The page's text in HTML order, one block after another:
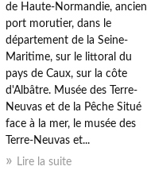
de Haute-Normandie, ancien
port morutier, dans le
département de la Seine-
Maritime, sur le littoral du
pays de Caux, sur la côte
d'Albâtre. Musée des Terre-
Neuvas et de la Pêche Situé
face à la mer, le musée des
Terre-Neuvas et...
Lire la suite